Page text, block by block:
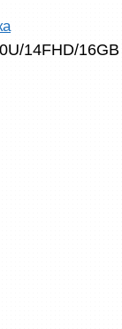
14FHD/16GB